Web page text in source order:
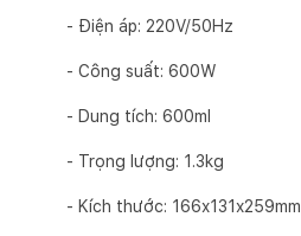
- Điện áp: 220V/50Hz
- Công suất: 600W
- Dung tích: 600ml
- Trọng lượng: 1.3kg
- Kích thước: 166x131x259mm